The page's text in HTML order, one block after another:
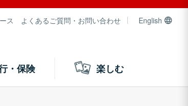
ス よくあるご質問・お問い合わせ English
・保険 楽しむ